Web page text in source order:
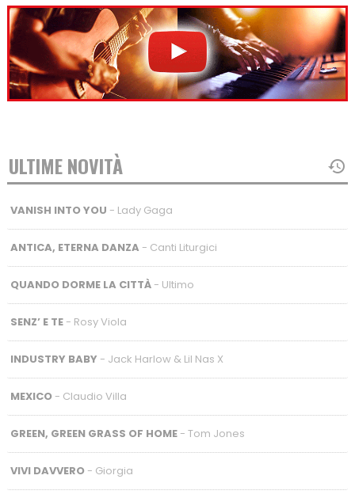
ULTIME NOVITÀ
VANISH INTO YOU - Lady Gaga
ANTICA, ETERNA DANZA - Canti Liturgici
QUANDO DORME LA CITTÀ- Ultimo
SENZ’ E TE- Rosy Viola
INDUSTRY BABY - Jack Harlow & Lil Nas X
MEXICO- Claudio Villa
GREEN, GREEN GRASS OF HOME- Tom Jones
VIVI DAVVERO- Giorgia